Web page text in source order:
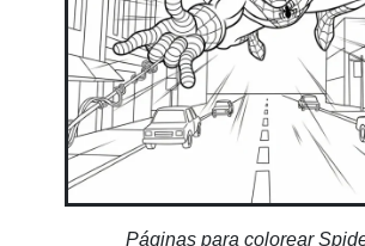
Páginas para colorear